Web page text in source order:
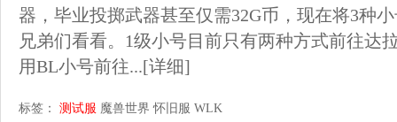
器，毕业投掷武器甚至仅需32G币，现在将3种
兄弟们看看。1级小号目前只有两种方式前往达
用BL小号前往...[详细]
标签： 测试服 魔兽世界 怀旧服 WLK